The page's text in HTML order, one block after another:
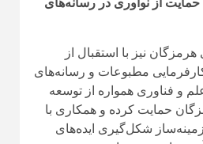
دوره سه‌ساله، با بهره‌مندی
تسهیلات و حمایت‌های
و پایدار تبدیل شوند.
با اشاره به فعالیت
در این مجموعه گفت:
با سطوح مختلف رشد در کنار
هم‌افزایی، مهم‌ترین ویژگی